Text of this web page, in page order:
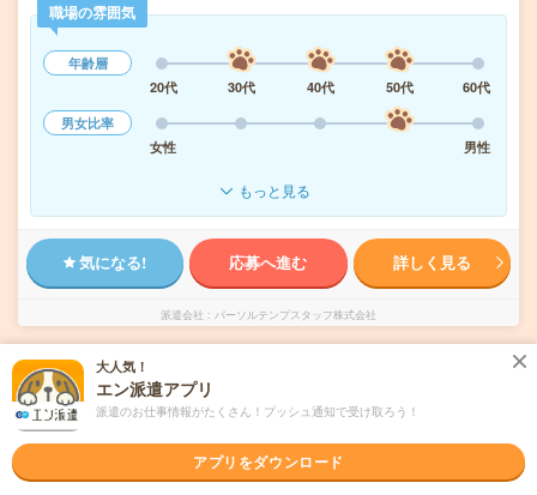
職場の雰囲気
年齢層
20代
30代 40代 50代
60代
男女比率
女性
男性
もっと見る
気になる! 応募へ進む 詳しく見る
派遣会社 パーソルテンプスタッフ株式会社
未読 掲載日 2026/08/07
正社員登用実績あり＊【高時給1550円】派遣
スタッフ活躍中！長期！カンタン事務
大人気！
エン派遣アプリ
派遣のお仕事情報がたくさん！プッシュ通知で受け取ろう！
アプリをダウンロード